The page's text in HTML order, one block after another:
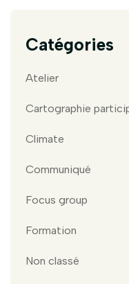
Catégories
Atelier
Cartographie
Climate
Communiqué
Focus group
Formation
Non classé